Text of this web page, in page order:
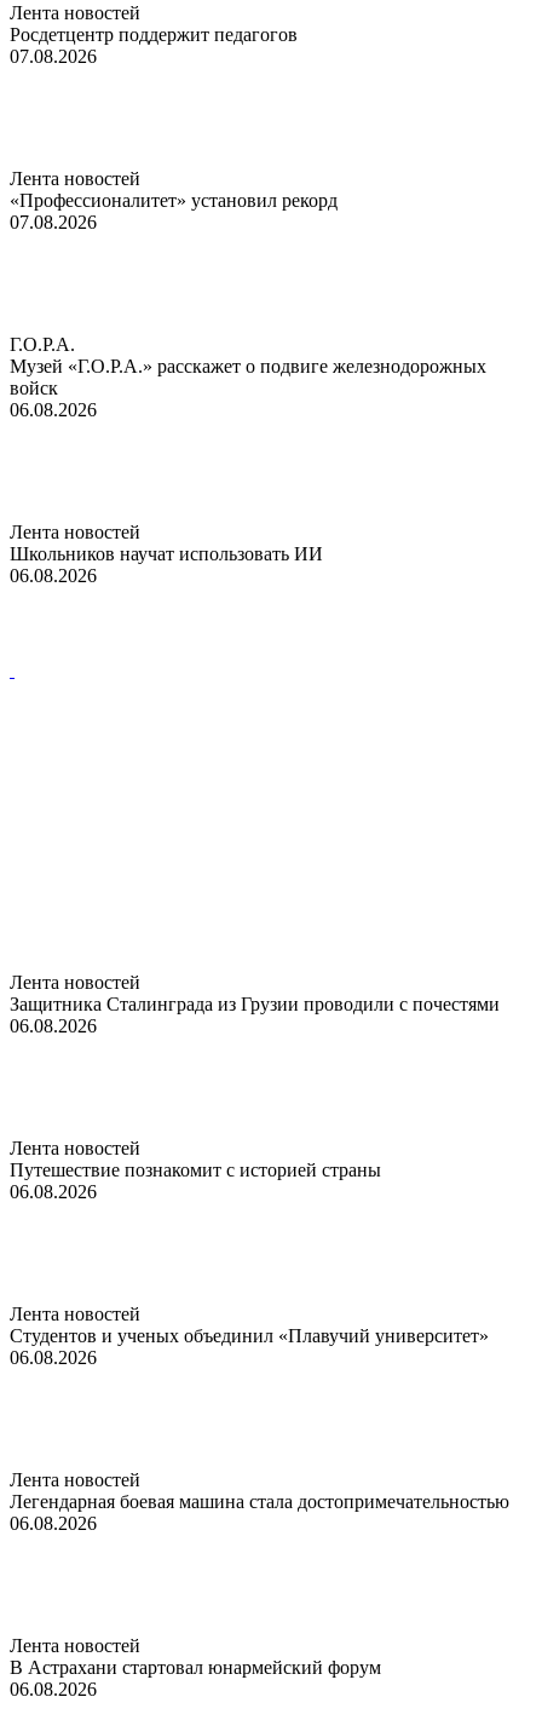
Лента новостей
Росдетцентр поддержит педагогов
07.08.2026
Лента новостей
«Профессионалитет» установил рекорд
07.08.2026
Г.О.Р.А.
Музей «Г.О.Р.А.» расскажет о подвиге железнодорожных
войск
06.08.2026
Лента новостей
Школьников научат использовать ИИ
06.08.2026
Лента новостей
Защитника Сталинграда из Грузии проводили с почестями
06.08.2026
Лента новостей
Путешествие познакомит с историей страны
06.08.2026
Лента новостей
Студентов и ученых объединил «Плавучий университет»
06.08.2026
Лента новостей
Легендарная боевая машина стала достопримечательностью
06.08.2026
Лента новостей
В Астрахани стартовал юнармейский форум
06.08.2026